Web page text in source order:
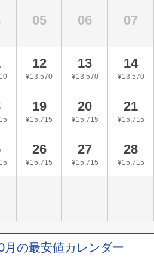
05 06 07
12
¥13,570
13
¥13,570
14
¥13,570
19
¥15,715
20
¥15,715
21
¥15,715
26
¥15,715
27
¥15,715
28
¥15,715
月の最安値カレンダー